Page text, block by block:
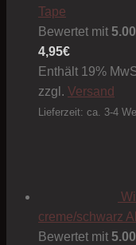
Tape
Bewertet mit 5.00
4,95€
Enthält 19%
zzgl. Versand
Lieferzeit: ca. 3-4
creme/schwarz
Bewertet mit 5.00